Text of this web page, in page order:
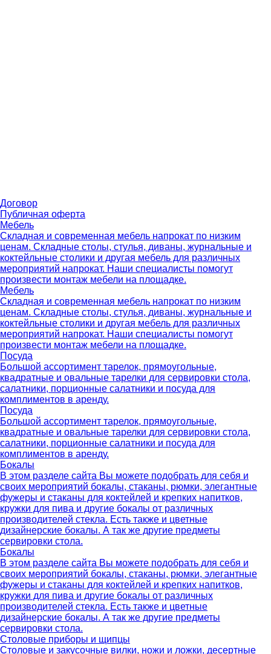
Договор
Публичная оферта
Мебель
Складная и современная мебель напрокат по низким
ценам. Складные столы, стулья, диваны, журнальные и
коктейльные столики и другая мебель для различных
мероприятий напрокат. Наши специалисты помогут
произвести монтаж мебели на площадке.
Мебель
Складная и современная мебель напрокат по низким
ценам. Складные столы, стулья, диваны, журнальные и
коктейльные столики и другая мебель для различных
мероприятий напрокат. Наши специалисты помогут
произвести монтаж мебели на площадке.
Посуда
Большой ассортимент тарелок, прямоугольные,
квадратные и овальные тарелки для сервировки стола,
салатники, порционные салатники и посуда для
комплиментов в аренду.
Посуда
Большой ассортимент тарелок, прямоугольные,
квадратные и овальные тарелки для сервировки стола,
салатники, порционные салатники и посуда для
комплиментов в аренду.
Бокалы
В этом разделе сайта Вы можете подобрать для себя и
своих мероприятий бокалы, стаканы, рюмки, элегантные
фужеры и стаканы для коктейлей и крепких напитков,
кружки для пива и другие бокалы от различных
производителей стекла. Есть также и цветные
дизайнерские бокалы. А так же другие предметы
сервировки стола.
Бокалы
В этом разделе сайта Вы можете подобрать для себя и
своих мероприятий бокалы, стаканы, рюмки, элегантные
фужеры и стаканы для коктейлей и крепких напитков,
кружки для пива и другие бокалы от различных
производителей стекла. Есть также и цветные
дизайнерские бокалы. А так же другие предметы
сервировки стола.
Столовые приборы и щипцы
Столовые и закусочные вилки, ножи и ложки, десертные